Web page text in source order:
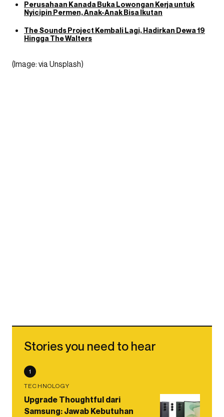
Perusahaan Kanada Buka Lowongan Kerja untuk
Nyicipin Permen, Anak-Anak Bisa Ikutan
The Sounds Project Kembali Lagi, Hadirkan Dewa 19
Hingga The Walters
(Image: via Unsplash)
Stories you need to hear
1
TECHNOLOGY
Upgrade Thoughtful dari
Samsung: Jawab Kebutuhan